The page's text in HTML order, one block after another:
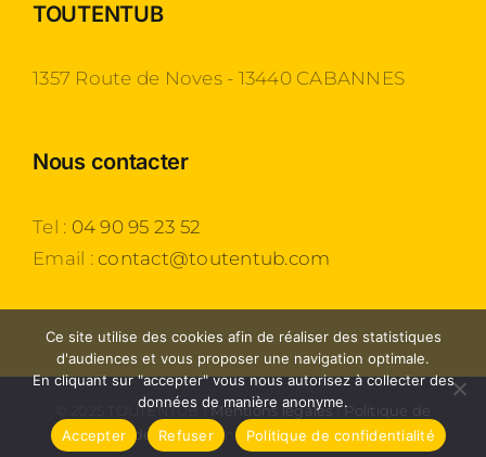
TOUTENTUB
1357 Route de Noves - 13440 CABANNES
Nous contacter
Tel : 04 90 95 23 52
Email :contact@toutentub.com
© 2025 TOUTENTUB |Mentions légales|Politique de
confidentialité| Une création Agence 54
Ce site utilise des cookies afin de réaliser des statistiques
d'audiences et vous proposer une navigation optimale.
En cliquant sur "accepter" vous nous autorisez à collecter des
données de manière anonyme.
Accepter
Refuser Politique de confidentialité